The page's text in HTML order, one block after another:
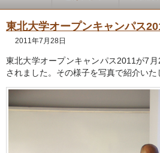
東北大学オープンキャンパス
2011年7月28日
東北大学オープンキャンパス2011が7
されました。その様子を写真で紹介いた